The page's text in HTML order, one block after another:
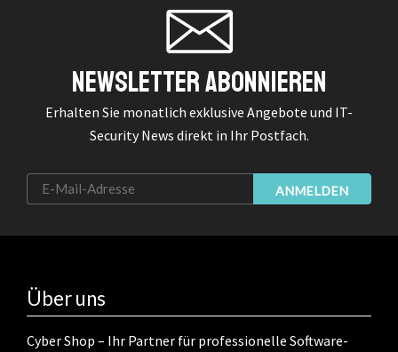
Newsletter Abonnieren
Erhalten Sie monatlich exklusive Angebote und IT-
Security News direkt in Ihr Postfach.
ANMELDEN
Über uns
Cyber Shop – Ihr Partner für professionelle Software-